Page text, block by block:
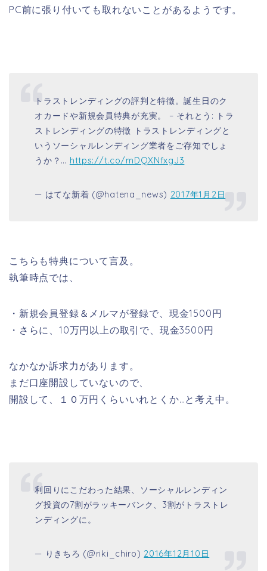
PC前に張り付いても取れないことがあるようです。
トラストレンディングの評判と特徴。誕生日のク
オカードや新規会員特典が充実。 – それとう: トラ
ストレンディングの特徴 トラストレンディングと
いうソーシャルレンディング業者をご存知でしょ
うか？… https://t.co/mDQXNfxgJ3
— はてな新着 (@hatena_news) 2017年1月2日
こちらも特典について言及。
執筆時点では、
・新規会員登録＆メルマが登録で、現金1500円
・さらに、10万円以上の取引で、現金3500円
なかなか訴求力があります。
まだ口座開設していないので、
開設して、１０万円くらいいれとくか…と考え中。
利回りにこだわった結果、ソーシャルレンディン
グ投資の7割がラッキーバンク、3割がトラストレ
ンディングに。
— りきちろ (@riki_chiro) 2016年12月10日